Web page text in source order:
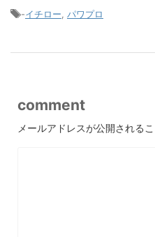
-イチロー, パワプロ
comment
メールアドレスが公開される